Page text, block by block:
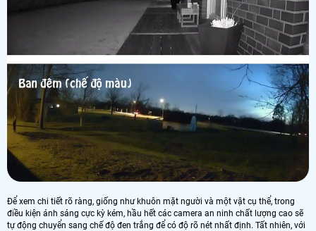
Để xem chi tiết rõ ràng, giống như khuôn mặt người và một vật cụ thể, trong
điều kiện ánh sáng cực kỳ kém, hầu hết các camera an ninh chất lượng cao sẽ
tự động chuyển sang chế độ đen trắng để có độ rõ nét nhất định. Tất nhiên, với